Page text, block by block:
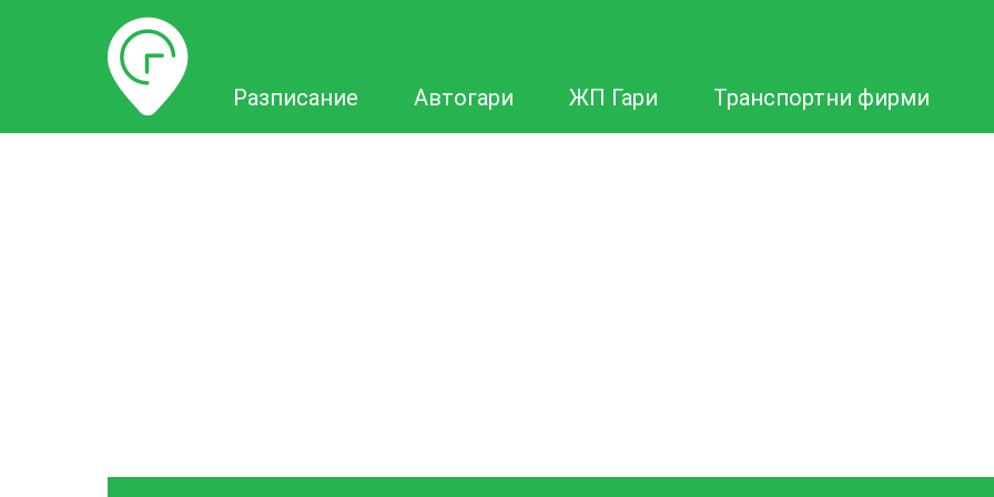
Разписание
Разписание Автогари ЖП Гари Транспортни фирми